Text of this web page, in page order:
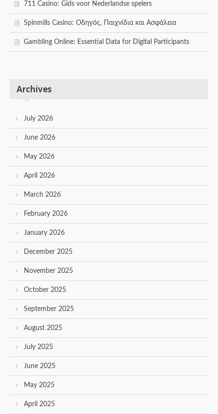
711 Casino: Gids voor Nederlandse spelers
Spinmills Casino: Οδηγός, Παιχνίδια και Ασφάλεια
Gambling Online: Essential Data for Digital Participants
Archives
July 2026
June 2026
May 2026
April 2026
March 2026
February 2026
January 2026
December 2025
November 2025
October 2025
September 2025
August 2025
July 2025
June 2025
May 2025
April 2025